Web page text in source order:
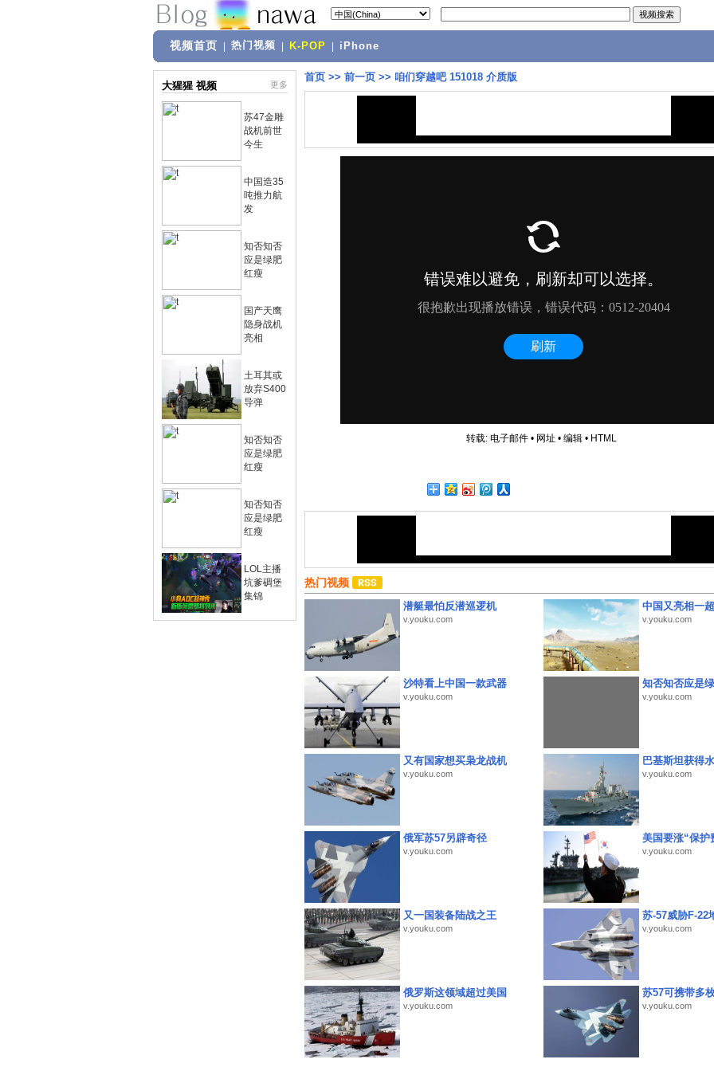
视频首页 热门视频 K-POP iPhone
大猩猩 视频 更多
苏47金雕
战机前世
今生
中国造35
吨推力航
发
知否知否
应是绿肥
红瘦
国产天鹰
隐身战机
亮相
土耳其或
放弃S400
导弹
知否知否
应是绿肥
红瘦
知否知否
应是绿肥
红瘦
LOL主播
坑爹碉堡
集锦
首页 >> 前一页 >> 咱们穿越吧 151018 介质版
转载: 电子邮件• 网址 • 编辑• HTML
热门视频
潜艇最怕反潜巡逻机
v.youku.com
中国又亮相一
v.youku.com
沙特看上中国一款武器
v.youku.com
知否知否应是
v.youku.com
又有国家想买枭龙战机
v.youku.com
巴基斯坦获得
v.youku.com
俄军苏57另辟奇径
v.youku.com
美国要涨“保护
v.youku.com
又一国装备陆战之王
v.youku.com
苏-57威胁F-22
v.youku.com
俄罗斯这领域超过美国
v.youku.com
苏57可携带多
v.youku.com